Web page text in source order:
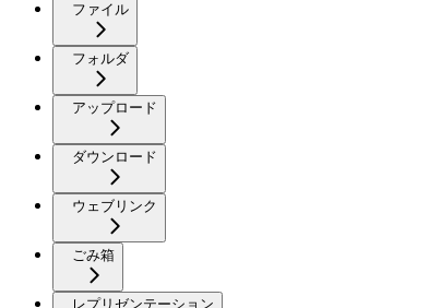
ファイル
フォルダ
アップロード
ダウンロード
ウェブリンク
ごみ箱
レプリゼンテーション